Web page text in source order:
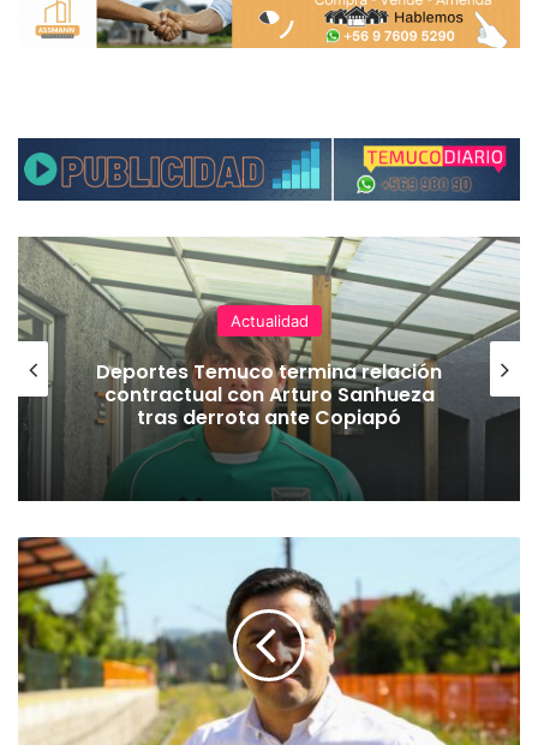
Actualidad
Deportes Temuco termina relación
contractual con Arturo Sanhueza
tras derrota ante Copiapó
R
i
c
a
r
d
o
J